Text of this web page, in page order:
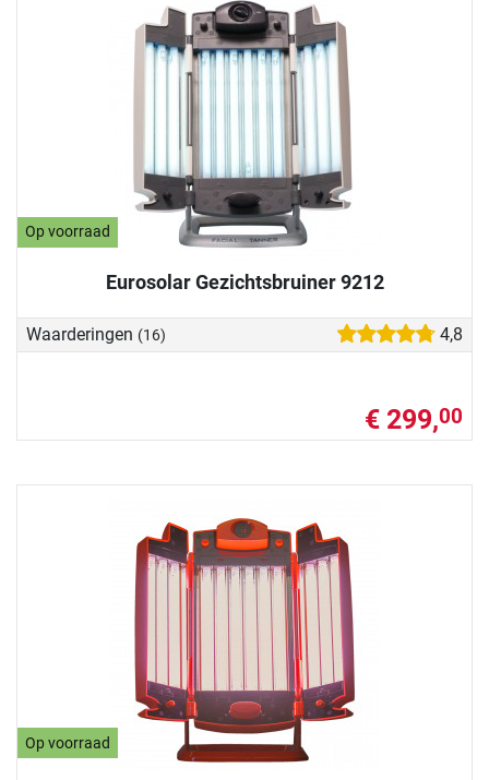
Op voorraad
Eurosolar Gezichtsbruiner 9212
Waarderingen (16) 4,8
€ 299,00
Op voorraad